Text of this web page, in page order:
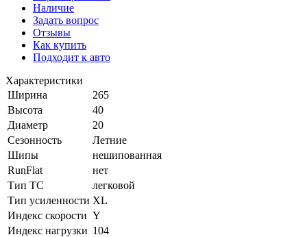
Наличие
Задать вопрос
Отзывы
Как купить
Подходит к авто
Характеристики
Ширина
265
Высота
40
Диаметр
20
Сезонность
Летние
Шипы
нешипованная
RunFlat
нет
Тип ТС
легковой
Тип усиленности XL
Индекс скорости Y
Индекс нагрузки 104